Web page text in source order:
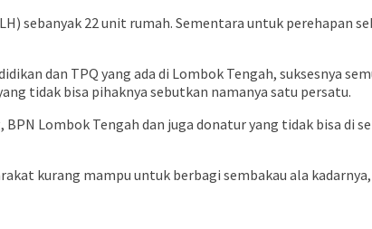
sebanyak 22 unit rumah. Sementara untuk perehapan
dan TPQ yang ada di Lombok Tengah, suksesnya
tidak bisa pihaknya sebutkan namanya satu persatu.
Lombok Tengah dan juga donatur yang tidak bisa di
kurang mampu untuk berbagi sembakau ala kadarnya,